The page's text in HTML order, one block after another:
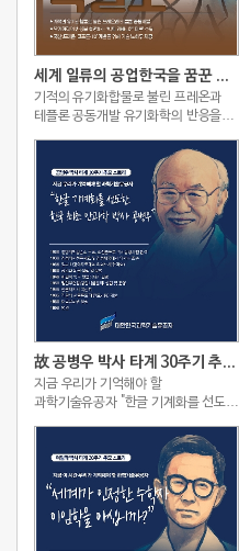
세계 일류의 공업한국을 꿈꾼 불소화학의 세계적인 권위자
기적의 유기화합물로 불린 프레온과
테플론 공동개발 유기화학의 반응을
국산 프레온 ‘코프론-12’ 개발을 위해
기술 노하우 제공
故 공병우 박사 타계 30주기 추모 스토리
지금 우리가 기억해야 할
과학기술유공자 "한글 기계화를 선도한